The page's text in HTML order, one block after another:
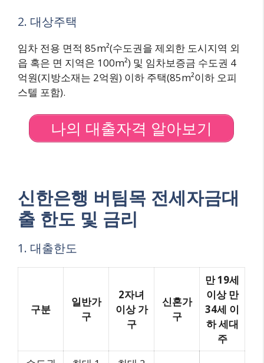
2. 대상주택
임차 전용 면적 85m²(수도권을 제외한 도시지역 외
읍 혹은 면 지역은 100m²) 및 임차보증금 수도권 4
억원(지방소재는 2억원) 이하 주택(85m²이하 오피
스텔 포함).
나의 대출자격 알아보기
신한은행 버팀목 전세자금대
출 한도 및 금리
1. 대출한도
구분
일반가
구
2자녀
이상 가
구
신혼가
구
만 19세
이상 만
34세 이
하 세대
주